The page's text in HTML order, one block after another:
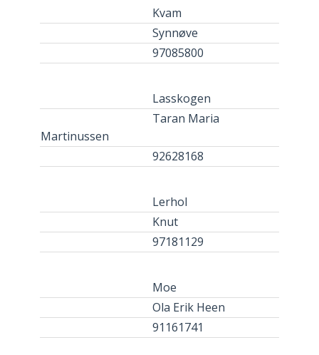
Kvam
Synnøve
97085800
Lasskogen
Taran Maria
Martinussen
92628168
Lerhol
Knut
97181129
Moe
Ola Erik Heen
91161741